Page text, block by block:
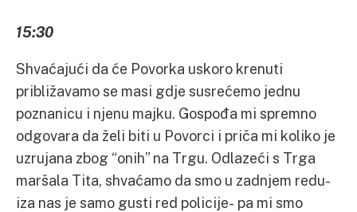
15:30
Shvaćajući da će Povorka uskoro krenuti
približavamo se masi gdje susrećemo jednu
poznanicu i njenu majku. Gospođa mi spremno
odgovara da želi biti u Povorci i priča mi koliko je
uzrujana zbog “onih” na Trgu. Odlazeći s Trga
maršala Tita, shvaćamo da smo u zadnjem redu-
iza nas je samo gusti red policije- pa mi smo